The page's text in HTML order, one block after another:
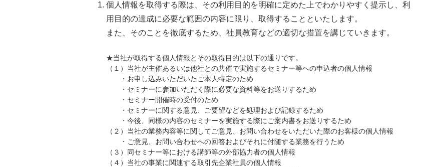
個人情報を取得する際は、その利用目的を明確に定めた上でわかりやすく提示し、利
用目的の達成に必要な範囲の内容に限り、取得することといたします。
また、そのことを徹底するため、社員教育などの適切な措置を講じていきます。
★当社が取得する個人情報とその取得目的は以下の通りです。
（１）当社が主催あるいは他社との共催で実施するセミナー等への申込者の個人情報
・お申し込みいただいたご本人特定のため
・セミナーに参加いただく際に必要な資料等をお送りするため
・セミナー開催時の受付のため
・セミナーに関する意見、ご要望などを処理および記録するため
・今後、同様の内容のセミナーを実施する際にご案内書をお送りするため
（２）当社の業務内容等に関してご意見、お問い合わせをいただいた際のお客様の個人情報
・ご意見、お問い合わせへの回答およびそれに付随する業務を行うため
（３）同セミナー等における講師等の外部協力者の個人情報
（４）当社の事業に関連する取引先企業社員の個人情報